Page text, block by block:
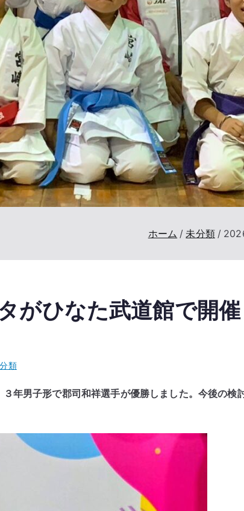
ホーム 未分類
がひなた武道館で開催
類
年男子形で郡司和祥選手が優勝しました。今後の検